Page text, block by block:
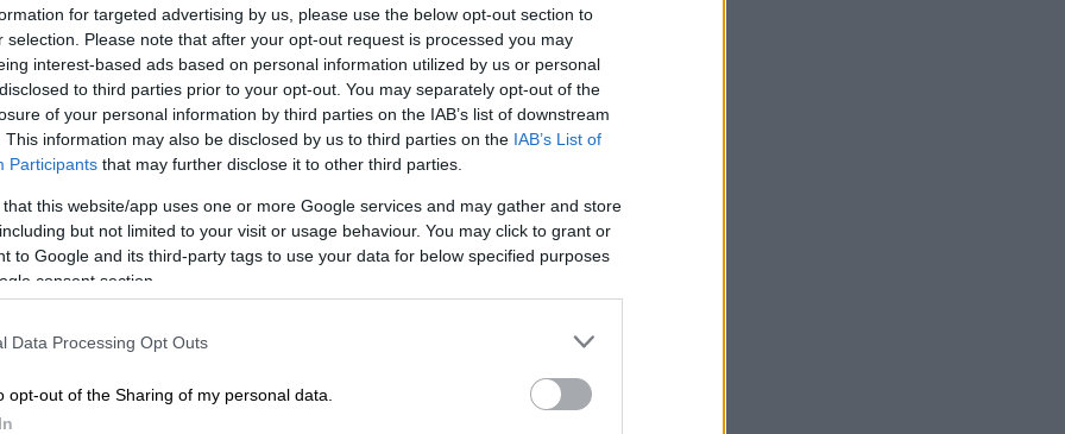
for targeted advertising by us, please use the below opt-out section to
selection. Please note that after your opt-out request is processed you may
interest-based ads based on personal information utilized by us or personal
to third parties prior to your opt-out. You may separately opt-out of the
of your personal information by third parties on the IAB’s list of downstream
This information may also be disclosed by us to third parties on the IAB’s List of
Participants that may further disclose it to other third parties.
that this website/app uses one or more Google services and may gather and store
but not limited to your visit or usage behaviour. You may click to grant or
to Google and its third-party tags to use your data for below specified purposes
consent section.
Data Processing Opt Outs
opt-out of the Sharing of my personal data.
το ΕΘΝΟΣ στη Google
τις οποίες σημειώθηκε το
.